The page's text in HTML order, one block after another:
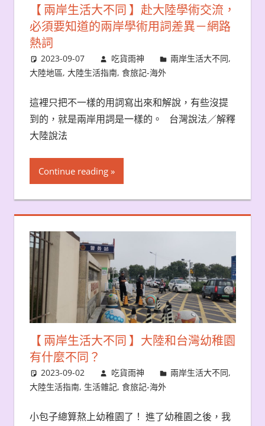
【 兩岸生活大不同 】赴大陸學術交流，
必須要知道的兩岸學術用詞差異－網路
熱詞
2023-09-07 吃貨雨神 兩岸生活大不同,
大陸地區, 大陸生活指南, 食旅記-海外
這裡只把不一樣的用詞寫出來和解說，有些沒提
到的，就是兩岸用詞是一樣的。 台灣說法／解釋
大陸說法
Continue reading
【 兩岸生活大不同 】大陸和台灣幼稚園
有什麼不同？
2023-09-02 吃貨雨神 兩岸生活大不同,
大陸生活指南, 生活雜記, 食旅記-海外
小包子總算熬上幼稚園了！ 進了幼稚園之後，我